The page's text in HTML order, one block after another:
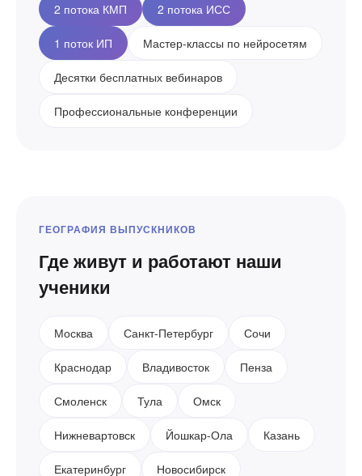
2 потока КМП 2 потока ИСС
1 поток ИП Мастер-классы по нейросетям
Десятки бесплатных вебинаров
Профессиональные конференции
ГЕОГРАФИЯ ВЫПУСКНИКОВ
Где живут и работают наши
ученики
Москва Санкт-Петербург Сочи
Краснодар Владивосток Пенза
Смоленск Тула Омск
Нижневартовск Йошкар-Ола Казань
Екатеринбург Новосибирск